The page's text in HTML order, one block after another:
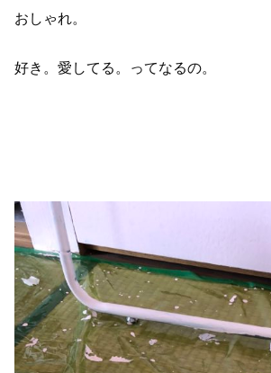
おしゃれ。
好き。愛してる。ってなるの。